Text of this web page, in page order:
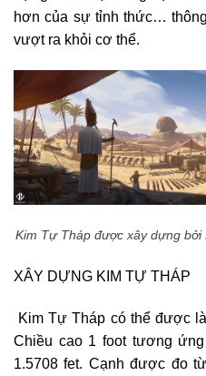
hơn của sự tỉnh thức…
vượt ra khỏi cơ thể.
Kim Tự Tháp được xây dựng
XÂY DỰNG KIM TỰ THÁP
Kim Tự Tháp có thể được
Chiều cao 1 foot tương
1.5708 fet. Cạnh được đo